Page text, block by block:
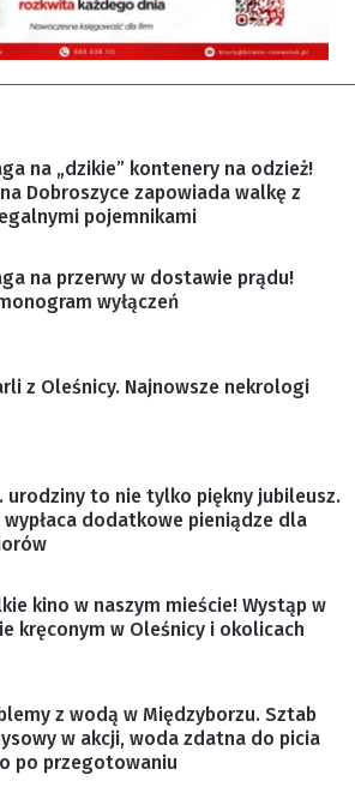
na „dzikie” kontenery na odzież!
Dobroszyce zapowiada walkę z
pojemnikami
na przerwy w dostawie prądu!
wyłączeń
z Oleśnicy. Najnowsze nekrologi
urodziny to nie tylko piękny jubileusz.
wypłaca dodatkowe pieniądze dla
kino w naszym mieście! Wystąp w
kręconym w Oleśnicy i okolicach
z wodą w Międzyborzu. Sztab
w akcji, woda zdatna do picia
po przegotowaniu